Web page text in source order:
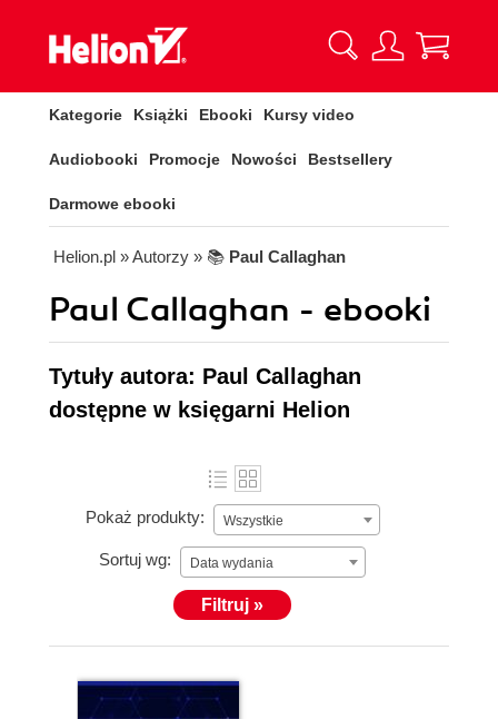
Kategorie Książki Ebooki Kursy video
Audiobooki Promocje Nowości Bestsellery
Darmowe ebooki
Helion.pl » Autorzy » 📚 Paul Callaghan
Paul Callaghan - ebooki
Tytuły autora: Paul Callaghan
dostępne w księgarni Helion
Pokaż produkty: Wszystkie
Sortuj wg: Data wydania
Filtruj »